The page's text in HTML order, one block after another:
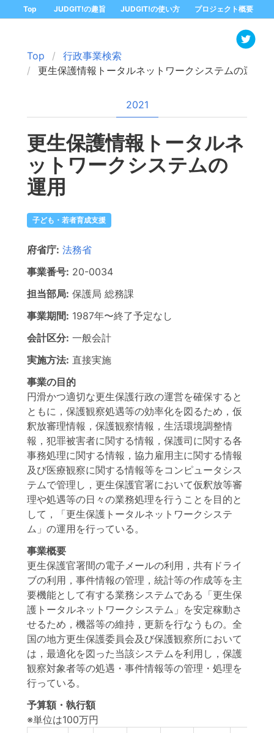
Top JUDGIT!の趣旨 JUDGIT!の使い方 プロジェクト概要
Top
行政事業検索
更生保護情報トータルネットワークシステムの運用
2021
更生保護情報トータルネ
ットワークシステムの
運用
子ども・若者育成支援
府省庁: 法務省
事業番号: 20-0034
担当部局: 保護局 総務課
事業期間: 1987年〜終了予定なし
会計区分: 一般会計
実施方法: 直接実施
事業の目的
円滑かつ適切な更生保護行政の運営を確保すると
ともに，保護観察処遇等の効率化を図るため，仮
釈放審理情報，保護観察情報，生活環境調整情
報，犯罪被害者に関する情報，保護司に関する各
事務処理に関する情報，協力雇用主に関する情報
及び医療観察に関する情報等をコンピュータシス
テムで管理し，更生保護官署において仮釈放等審
理や処遇等の日々の業務処理を行うことを目的と
して，「更生保護トータルネットワークシステ
ム」の運用を行っている。
事業概要
更生保護官署間の電子メールの利用，共有ドライ
ブの利用，事件情報の管理，統計等の作成等を主
要機能として有する業務システムである「更生保
護トータルネットワークシステム」を安定稼動さ
せるため，機器等の維持，更新を行なうもの。全
国の地方更生保護委員会及び保護観察所において
は，最適化を図った当該システムを利用し，保護
観察対象者等の処遇・事件情報等の管理・処理を
行っている。
予算額・執行額
※単位は100万円